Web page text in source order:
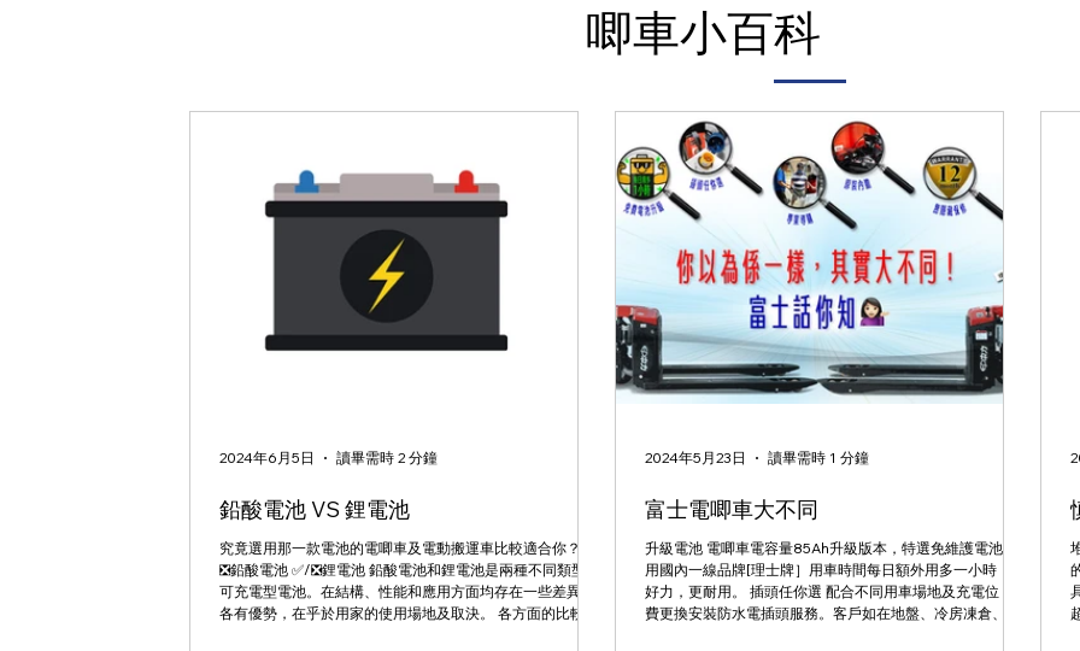
唧車小百科
鉛酸電池 VS 鋰電池
究竟選用那一款電池的電唧車及電動搬運車比較適合你？ ✅/
❎鉛酸電池 ✅/❎鋰電池 鉛酸電池和鋰電池是兩種不同類型的
可充電型電池。在結構、性能和應用方面均存在一些差異，
各有優勢，在乎於用家的使用場地及取決。 各方面的比較如
2024年6月5日 讀畢需時 2 分鐘
富士電唧車大不同
升級電池 電唧車‎電容量85Ah升級版本，特選免維護電池，採
用國內一線品牌[理士牌］用車時間每日額外用多一小時，更
好力，更耐用。 插頭任你選 配合不同用車場地及充電位，免
費更換安裝防水電插頭服務。客戶如在地盤、冷房凍倉、菜
2024年5月23日 讀畢需時 1 分鐘